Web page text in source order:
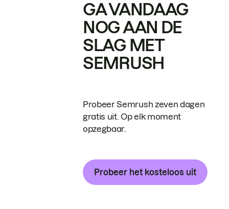
GA VANDAAG
NOG AAN DE
SLAG MET
SEMRUSH
Probeer Semrush zeven dagen
gratis uit. Op elk moment
opzegbaar.
Probeer het kosteloos uit